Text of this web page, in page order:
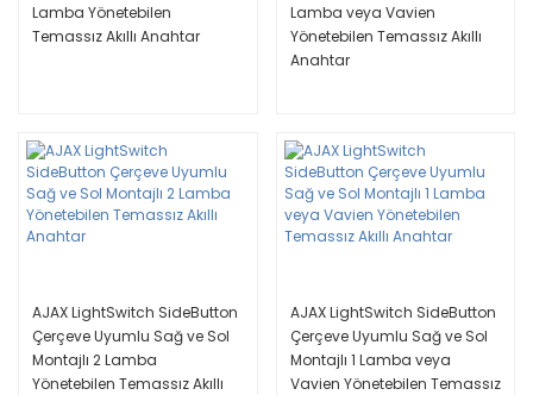
Lamba Yönetebilen
Temassız Akıllı Anahtar
Lamba veya Vavien
Yönetebilen Temassız Akıllı
Anahtar
AJAX LightSwitch SideButton
Çerçeve Uyumlu Sağ ve Sol
Montajlı 2 Lamba
Yönetebilen Temassız Akıllı
AJAX LightSwitch SideButton
Çerçeve Uyumlu Sağ ve Sol
Montajlı 1 Lamba veya
Vavien Yönetebilen Temassız